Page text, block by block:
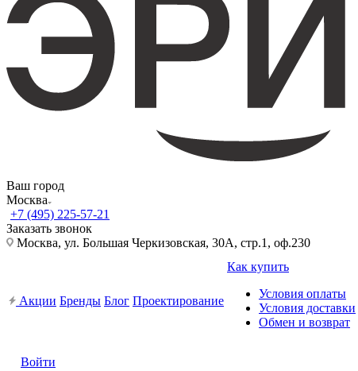
Ваш город
Москва
+7 (495) 225-57-21
Заказать звонок
Москва, ул. Большая Черкизовская, 30А, стр.1, оф.230
Акции Бренды Блог Проектирование
Как купить
Условия оплаты
Условия доставки
Обмен и возврат
Войти